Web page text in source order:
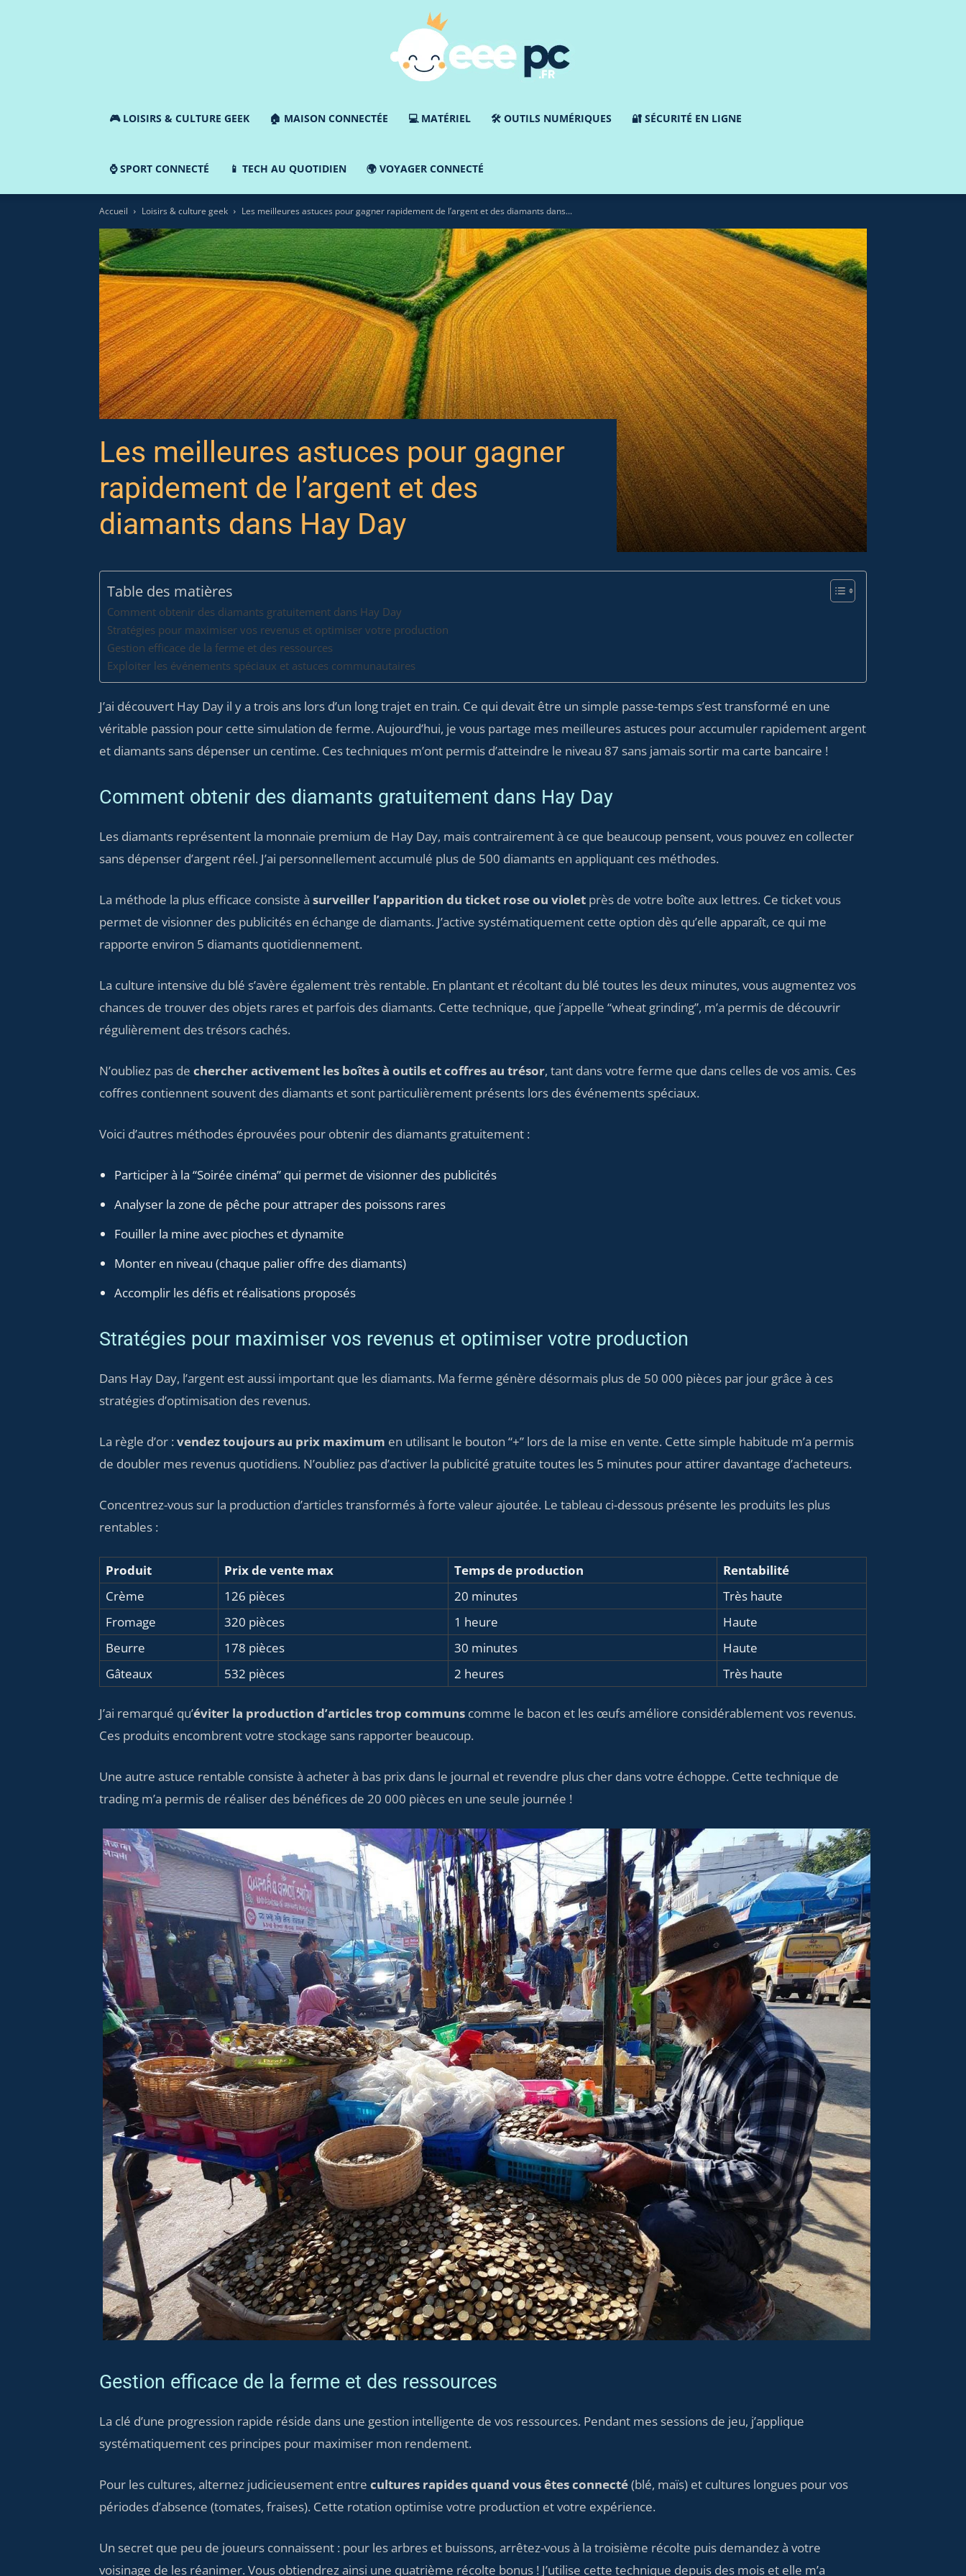
🎮 LOISIRS & CULTURE GEEK 🏠 MAISON CONNECTÉE 💻 MATÉRIEL 🛠️ OUTILS NUMÉRIQUES 🔐 SÉCURITÉ EN LIGNE
⌚ SPORT CONNECTÉ 📱 TECH AU QUOTIDIEN 🌍 VOYAGER CONNECTÉ
Accueil Loisirs & culture geek Les meilleures astuces pour gagner rapidement de l’argent et des diamants dans...
Les meilleures astuces pour gagner
rapidement de l’argent et des
diamants dans Hay Day
Table des matières
Comment obtenir des diamants gratuitement dans Hay Day
Stratégies pour maximiser vos revenus et optimiser votre production
Gestion efficace de la ferme et des ressources
Exploiter les événements spéciaux et astuces communautaires
J’ai découvert Hay Day il y a trois ans lors d’un long trajet en train. Ce qui devait être un simple passe-temps s’est transformé en une
véritable passion pour cette simulation de ferme. Aujourd’hui, je vous partage mes meilleures astuces pour accumuler rapidement argent
et diamants sans dépenser un centime. Ces techniques m’ont permis d’atteindre le niveau 87 sans jamais sortir ma carte bancaire !
Comment obtenir des diamants gratuitement dans Hay Day
Les diamants représentent la monnaie premium de Hay Day, mais contrairement à ce que beaucoup pensent, vous pouvez en collecter
sans dépenser d’argent réel. J’ai personnellement accumulé plus de 500 diamants en appliquant ces méthodes.
La méthode la plus efficace consiste à surveiller l’apparition du ticket rose ou violet près de votre boîte aux lettres. Ce ticket vous
permet de visionner des publicités en échange de diamants. J’active systématiquement cette option dès qu’elle apparaît, ce qui me
rapporte environ 5 diamants quotidiennement.
La culture intensive du blé s’avère également très rentable. En plantant et récoltant du blé toutes les deux minutes, vous augmentez vos
chances de trouver des objets rares et parfois des diamants. Cette technique, que j’appelle “wheat grinding”, m’a permis de découvrir
régulièrement des trésors cachés.
N’oubliez pas de chercher activement les boîtes à outils et coffres au trésor, tant dans votre ferme que dans celles de vos amis. Ces
coffres contiennent souvent des diamants et sont particulièrement présents lors des événements spéciaux.
Voici d’autres méthodes éprouvées pour obtenir des diamants gratuitement :
Participer à la “Soirée cinéma” qui permet de visionner des publicités
Analyser la zone de pêche pour attraper des poissons rares
Fouiller la mine avec pioches et dynamite
Monter en niveau (chaque palier offre des diamants)
Accomplir les défis et réalisations proposés
Stratégies pour maximiser vos revenus et optimiser votre production
Dans Hay Day, l’argent est aussi important que les diamants. Ma ferme génère désormais plus de 50 000 pièces par jour grâce à ces
stratégies d’optimisation des revenus.
La règle d’or :vendez toujours au prix maximum en utilisant le bouton “+” lors de la mise en vente. Cette simple habitude m’a permis
de doubler mes revenus quotidiens. N’oubliez pas d’activer la publicité gratuite toutes les 5 minutes pour attirer davantage d’acheteurs.
Concentrez-vous sur la production d’articles transformés à forte valeur ajoutée. Le tableau ci-dessous présente les produits les plus
rentables :
Produit Prix de vente max Temps de production
Rentabilité
Crème
126 pièces 20 minutes
Très haute
Fromage
320 pièces 1 heure
Haute
Beurre
178 pièces 30 minutes
Haute
Gâteaux
532 pièces 2 heures Très haute
J’ai remarqué qu’éviter la production d’articles trop communs comme le bacon et les œufs améliore considérablement vos revenus.
Ces produits encombrent votre stockage sans rapporter beaucoup.
Une autre astuce rentable consiste à acheter à bas prix dans le journal et revendre plus cher dans votre échoppe. Cette technique de
trading m’a permis de réaliser des bénéfices de 20 000 pièces en une seule journée !
Gestion efficace de la ferme et des ressources
La clé d’une progression rapide réside dans une gestion intelligente de vos ressources. Pendant mes sessions de jeu, j’applique
systématiquement ces principes pour maximiser mon rendement.
Pour les cultures, alternez judicieusement entre cultures rapides quand vous êtes connecté(blé, maïs) et cultures longues pour vos
périodes d’absence (tomates, fraises). Cette rotation optimise votre production et votre expérience.
Un secret que peu de joueurs connaissent : pour les arbres et buissons, arrêtez-vous à la troisième récolte puis demandez à votre
voisinage de les réanimer. Vous obtiendrez ainsi une quatrième récolte bonus ! J’utilise cette technique depuis des mois et elle m’a